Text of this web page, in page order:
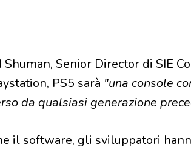
Shuman, Senior Director di SIE
PS5 sarà "una console
da qualsiasi generazione
il software, gli sviluppatori